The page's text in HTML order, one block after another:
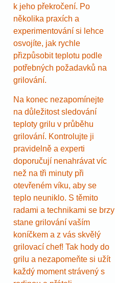
k jeho překročení. Po
několika praxích a
experimentování si lehce
osvojíte, jak rychle
přizpůsobit teplotu podle
potřebných požadavků na
grilování.
Na konec nezapomínejte
na důležitost sledování
teploty grilu v průběhu
grilování. Kontrolujte ji
pravidelně a experti
doporučují nenahrávat víc
než na tři minuty při
otevřeném víku, aby se
teplo neuniklo. S těmito
radami a technikami se brzy
stane grilování vaším
koníčkem a z vás skvělý
grilovací chef! Tak hody do
grilu a nezapomeňte si užít
každý moment strávený s